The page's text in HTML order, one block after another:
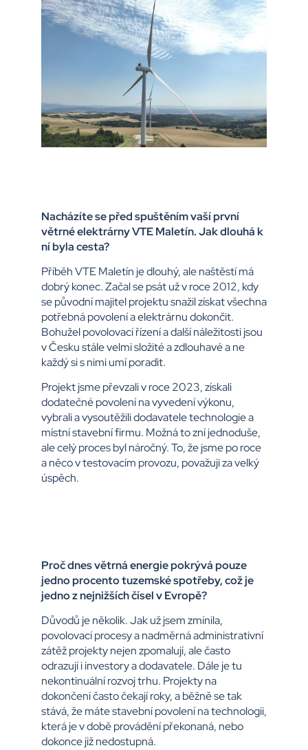
Nacházíte se před spuštěním vaší první
větrné elektrárny VTE Maletín. Jak dlouhá k
ní byla cesta?
Příběh VTE Maletín je dlouhý, ale naštěstí má
dobrý konec. Začal se psát už v roce 2012, kdy
se původní majitel projektu snažil získat všechna
potřebná povolení a elektrárnu dokončit.
Bohužel povolovací řízení a další náležitosti jsou
v Česku stále velmi složité a zdlouhavé a ne
každý si s nimi umí poradit.
Projekt jsme převzali v roce 2023, získali
dodatečné povolení na vyvedení výkonu,
vybrali a vysoutěžili dodavatele technologie a
místní stavební firmu. Možná to zní jednoduše,
ale celý proces byl náročný. To, že jsme po roce
a něco v testovacím provozu, považuji za velký
úspěch.
Proč dnes větrná energie pokrývá pouze
jedno procento tuzemské spotřeby, což je
jedno z nejnižších čísel v Evropě?
Důvodů je několik. Jak už jsem zmínila,
povolovací procesy a nadměrná administrativní
zátěž projekty nejen zpomalují, ale často
odrazují i investory a dodavatele. Dále je tu
nekontinuální rozvoj trhu. Projekty na
dokončení často čekají roky, a běžně se tak
stává, že máte stavební povolení na technologii,
která je v době provádění překonaná, nebo
dokonce již nedostupná.